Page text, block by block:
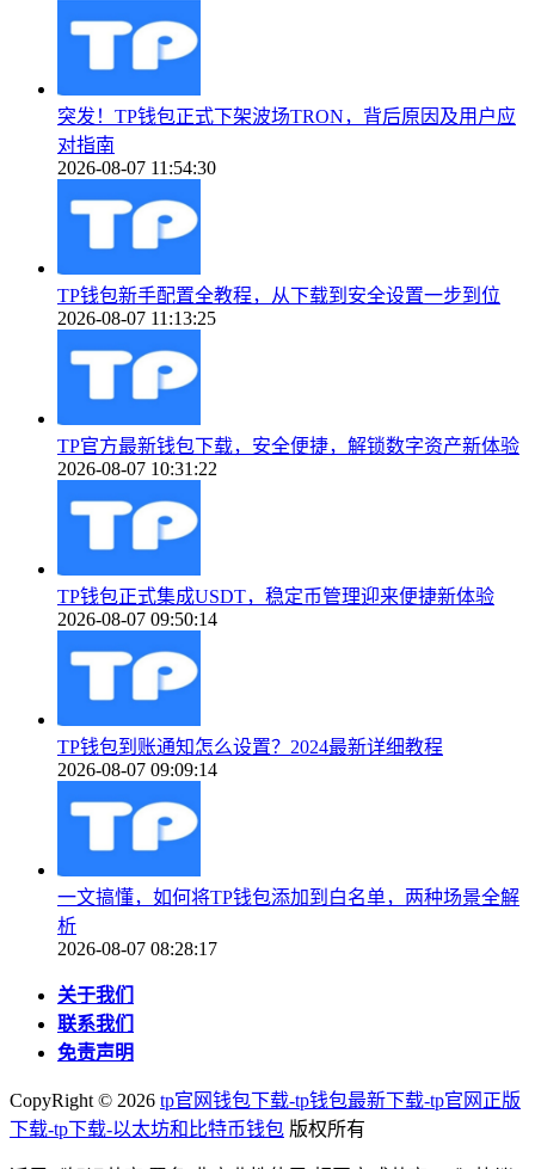
突发！TP钱包正式下架波场TRON，背后原因及用户应
对指南
2026-08-07 11:54:30
TP钱包新手配置全教程，从下载到安全设置一步到位
2026-08-07 11:13:25
TP官方最新钱包下载，安全便捷，解锁数字资产新体验
2026-08-07 10:31:22
TP钱包正式集成USDT，稳定币管理迎来便捷新体验
2026-08-07 09:50:14
TP钱包到账通知怎么设置？2024最新详细教程
2026-08-07 09:09:14
一文搞懂，如何将TP钱包添加到白名单，两种场景全解
析
2026-08-07 08:28:17
关于我们
联系我们
免责声明
CopyRight © 2026 tp官网钱包下载-tp钱包最新下载-tp官网正版
下载-tp下载-以太坊和比特币钱包 版权所有